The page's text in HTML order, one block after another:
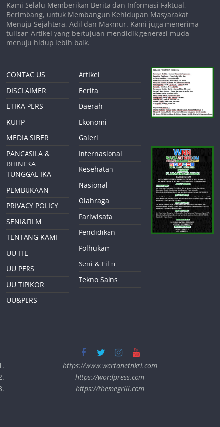
Kami Selalu Memberikan Berita dan Informasi Faktual,
Berimbang, untuk Membangun Kehidupan Masyarakat
Menuju Sejahtera, Adil dan Makmur. Kami juga menerima
tulisan Artikel yang bertujuan mendidik generasi muda
menuju hidup lebih baik.
CONTAC US
DISCLAIMER
ETIKA PERS
KUHP
MEDIA SIBER
PANCASILA &
BHINEKA
TUNGGAL IKA
PEMBUKAAN
PRIVACY POLICY
SENI&FILM
TENTANG KAMI
UU ITE
UU PERS
UU TIPIKOR
UU&PERS
Artikel
Berita
Daerah
Ekonomi
Galeri
Internasional
Kesehatan
Nasional
Olahraga
Pariwisata
Pendidikan
Polhukam
Seni & Film
Tekno Sains
https://www.wartanetnkri.com
https://wordpress.com
https://themegrill.com